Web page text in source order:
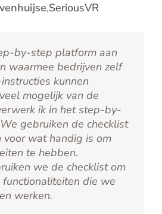
,SeriousVR
by-step platform aan
waarmee bedrijven zelf
kunnen
mogelijk van de
ik in het step-by-
gebruiken de checklist
voor wat handig is om
te hebben.
we de checklist om
die we
werken.